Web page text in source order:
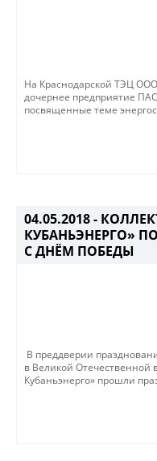
На Краснодарской ТЭЦ
дочернее предприятие
посвященные теме
04.05.2018 -
КУБАНЬЭНЕРГО»
С ДНЁМ ПОБЕДЫ
В преддверии
в Великой
Кубаньэнерго» прошли